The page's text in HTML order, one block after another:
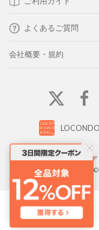
よくあるご質問
会社概要・規約
靴とフ
Copyright ©